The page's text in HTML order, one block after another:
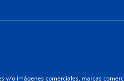
y/o imágenes comerciales, marcas